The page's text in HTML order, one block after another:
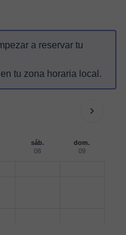
a reservar tu
tu zona horaria local.
sáb.
08
dom.
09